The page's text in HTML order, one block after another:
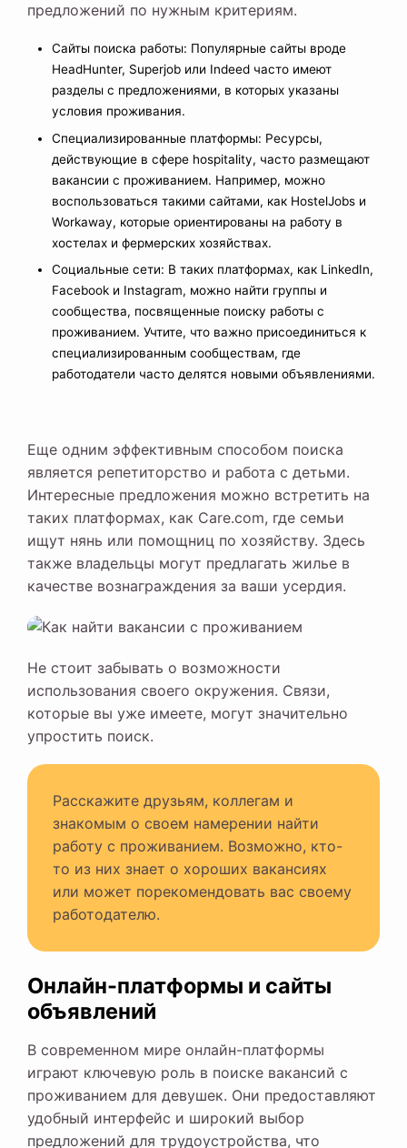
предложений по нужным критериям.
Сайты поиска работы: Популярные сайты вроде
HeadHunter, Superjob или Indeed часто имеют
разделы с предложениями, в которых указаны
условия проживания.
Специализированные платформы: Ресурсы,
действующие в сфере hospitality, часто размещают
вакансии с проживанием. Например, можно
воспользоваться такими сайтами, как HostelJobs и
Workaway, которые ориентированы на работу в
хостелах и фермерских хозяйствах.
Социальные сети: В таких платформах, как LinkedIn,
Facebook и Instagram, можно найти группы и
сообщества, посвященные поиску работы с
проживанием. Учтите, что важно присоединиться к
специализированным сообществам, где
работодатели часто делятся новыми объявлениями.
Еще одним эффективным способом поиска
является репетиторство и работа с детьми.
Интересные предложения можно встретить на
таких платформах, как Care.com, где семьи
ищут нянь или помощниц по хозяйству. Здесь
также владельцы могут предлагать жилье в
качестве вознаграждения за ваши усердия.
Не стоит забывать о возможности
использования своего окружения. Связи,
которые вы уже имеете, могут значительно
упростить поиск.
Расскажите друзьям, коллегам и
знакомым о своем намерении найти
работу с проживанием. Возможно, кто-
то из них знает о хороших вакансиях
или может порекомендовать вас своему
работодателю.
Онлайн-платформы и сайты
объявлений
В современном мире онлайн-платформы
играют ключевую роль в поиске вакансий с
проживанием для девушек. Они предоставляют
удобный интерфейс и широкий выбор
предложений для трудоустройства, что